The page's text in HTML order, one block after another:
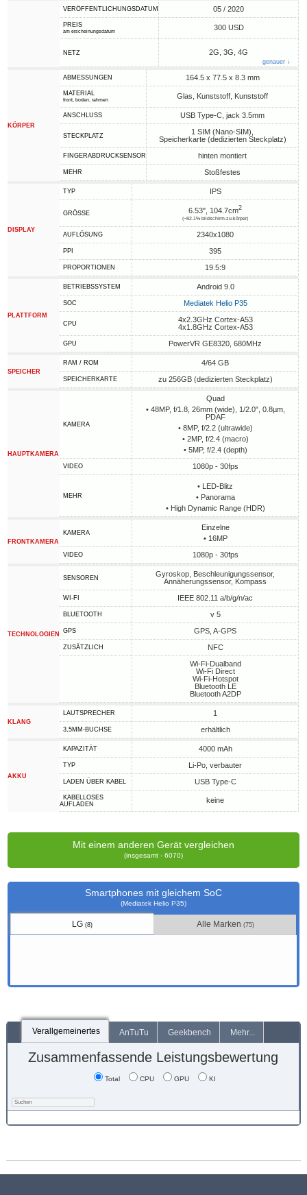
VERÖFFENTLICHUNGSDATUM 05 / 2020
PREIS
am erscheinungsdatum 300 USD
NETZ 2G, 3G, 4G
genauer ↓
KÖRPER
ABMESSUNGEN 164.5 x 77.5 x 8.3 mm
MATERIAL
front, boden, rahmen Glas, Kunststoff, Kunststoff
ANSCHLUSS USB Type-C, jack 3.5mm
STECKPLATZ
1 SIM (Nano-SIM),
Speicherkarte (dedizierten Steckplatz)
FINGERABDRUCKSENSOR hinten montiert
MEHR Stoßfestes
DISPLAY
TYP IPS
GRÖSSE 6.53", 104.7cm2
(~82.1% bildschirm-zu-körper)
AUFLÖSUNG 2340x1080
PPI 395
PROPORTIONEN 19.5:9
PLATTFORM
BETRIEBSSYSTEM Android 9.0
SOC Mediatek Helio P35
CPU
4x2.3GHz Cortex-A53
4x1.8GHz Cortex-A53
GPU PowerVR GE8320, 680MHz
SPEICHER
RAM / ROM 4/64 GB
SPEICHERKARTE zu 256GB (dedizierten Steckplatz)
HAUPTKAMERA
KAMERA
Quad
• 48MP, f/1.8, 26mm (wide), 1/2.0", 0.8µm,
PDAF
• 8MP, f/2.2 (ultrawide)
• 2MP, f/2.4 (macro)
• 5MP, f/2.4 (depth)
VIDEO 1080p - 30fps
MEHR
• LED-Blitz
• Panorama
• High Dynamic Range (HDR)
FRONTKAMERA
KAMERA
Einzelne
• 16MP
VIDEO 1080p - 30fps
TECHNOLOGIEN
SENSOREN
Gyroskop, Beschleunigungssensor,
Annäherungssensor, Kompass
WI-FI IEEE 802.11 a/b/g/n/ac
BLUETOOTH v 5
GPS GPS, A-GPS
ZUSÄTZLICH
NFC
Wi-Fi-Dualband
Wi-Fi Direct
Wi-Fi-Hotspot
Bluetooth LE
Bluetooth A2DP
KLANG
LAUTSPRECHER 1
3,5MM-BUCHSE erhältlich
AKKU
KAPAZITÄT 4000 mAh
TYP Li-Po, verbauter
LADEN ÜBER KABEL USB Type-C
KABELLOSES
AUFLADEN
keine
Mit einem anderen Gerät vergleichen
(insgesamt - 6070)
Smartphones mit gleichem SoC
(Mediatek Helio P35)
LG(8) Alle Marken (75)
Verallgemeinertes AnTuTu Geekbench Mehr...
Zusammenfassende Leistungsbewertung
Total CPU GPU KI